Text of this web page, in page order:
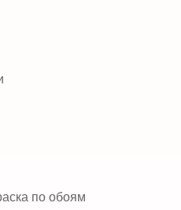
по обоям